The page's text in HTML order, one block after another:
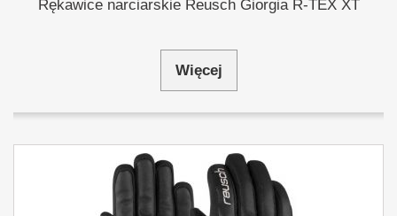
Rękawice narciarskie Reusch Giorgia R-TEX XT
Więcej